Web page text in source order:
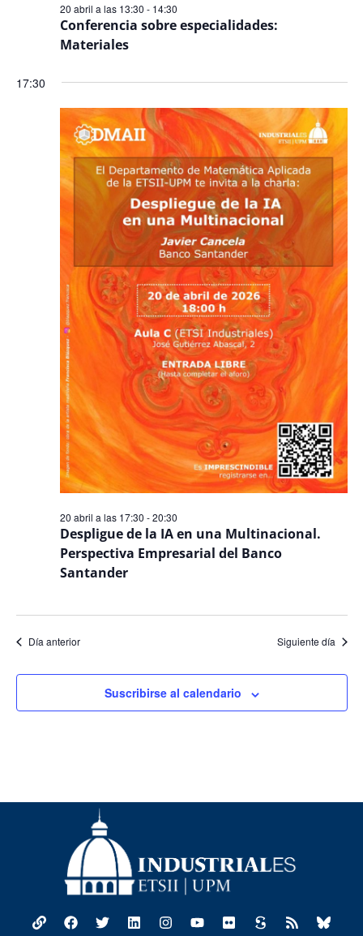
Conferencia sobre especialidades:
Materiales
20 abril a las 13:30 - 14:30
17:30
Despligue de la IA en una Multinacional.
Perspectiva Empresarial del Banco
Santander
20 abril a las 17:30 -20:30
Día anterior Siguiente día
Suscribirse al calendario